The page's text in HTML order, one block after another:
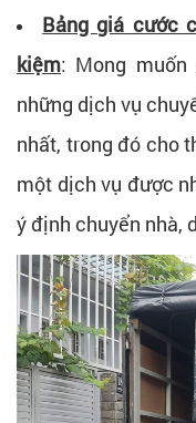
Bảng giá cước
kiệm: Mong
những dịch vụ
nhất, trong đó cho
một dịch vụ được
ý định chuyển nhà,